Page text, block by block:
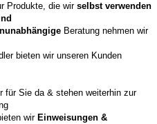
Produkte, die wir selbst verwenden
Beratung nehmen wir
bieten wir unseren Kunden
für Sie da & stehen weiterhin zur
wir Einweisungen &